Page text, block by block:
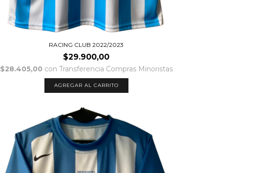
RACING CLUB 2022/2023
$29.900,00
$28.405,00 con Transferencia Compras Minoristas
AGREGAR AL CARRITO